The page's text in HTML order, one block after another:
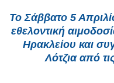
Το Σάββατο 5
εθελοντική
Ηρακλείου και
Λότζια από